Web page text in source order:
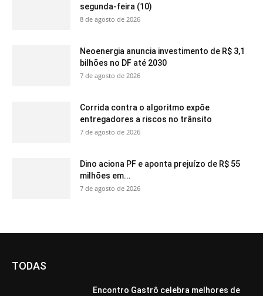
segunda-feira (10)
8 de agosto de 2026
Neoenergia anuncia investimento de R$ 3,1
bilhões no DF até 2030
7 de agosto de 2026
Corrida contra o algoritmo expõe
entregadores a riscos no trânsito
7 de agosto de 2026
Dino aciona PF e aponta prejuízo de R$ 55
milhões em...
7 de agosto de 2026
TODAS
Encontro Gastrô celebra melhores de